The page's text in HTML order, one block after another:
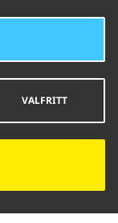
VALFRITT